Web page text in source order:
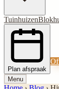
Tuinhuizen
Plan afspraak
Menu